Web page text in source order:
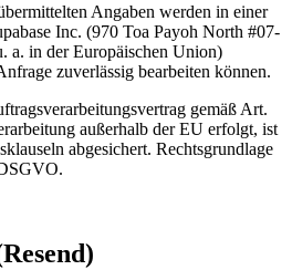
Angaben werden in einer
Inc. (970 Toa Payoh North #07-
a. in der Europäischen Union)
zuverlässig bearbeiten können.
gemäß Art.
außerhalb der EU erfolgt, ist
abgesichert. Rechtsgrundlage